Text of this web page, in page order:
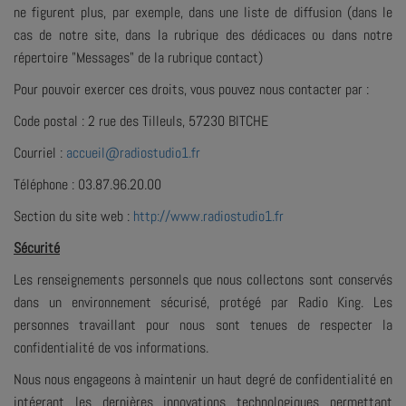
ne figurent plus, par exemple, dans une liste de diffusion (dans le
cas de notre site, dans la rubrique des dédicaces ou dans notre
répertoire "Messages" de la rubrique contact)
Pour pouvoir exercer ces droits, vous pouvez nous contacter par :
Code postal : 2 rue des Tilleuls, 57230 BITCHE
Courriel : accueil@radiostudio1.fr
Téléphone : 03.87.96.20.00
Section du site web : http://www.radiostudio1.fr
Sécurité
Les renseignements personnels que nous collectons sont conservés
dans un environnement sécurisé, protégé par Radio King. Les
personnes travaillant pour nous sont tenues de respecter la
confidentialité de vos informations.
Nous nous engageons à maintenir un haut degré de confidentialité en
intégrant les dernières innovations technologiques permettant